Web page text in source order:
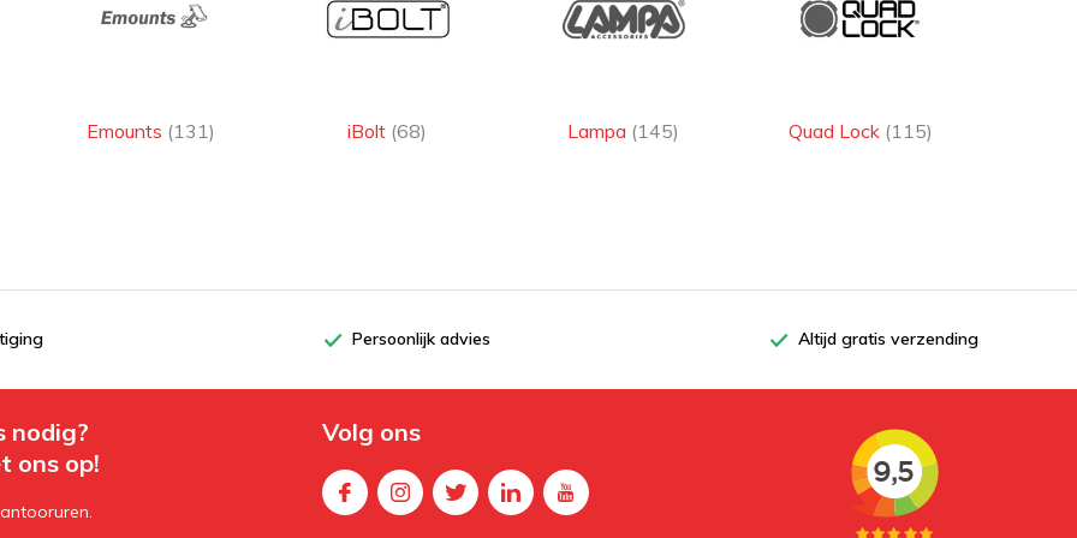
geleverd. Hierdoor bespaar je tijd en
Brodit ProClip wordt bovendien
professionele montage, zonder
ventilatieroosterhouders of
In deze blog bespreken we
verschillende Emounts en laten we
Emounts (131) iBolt (68) Lampa (145) Quad Lock (115)
Persoonlijk advies Altijd gratis verzending
nodig?
ons op!
Volg ons